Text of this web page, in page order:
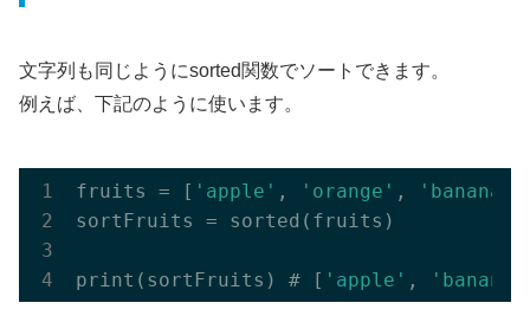
文字列も同じようにsorted関数でソートできます。
例えば、下記のように使います。
fruits = [ 'apple' , 'orange' , 'banana'
sortFruits = sorted(fruits)
print(sortFruits) # [ 'apple' , 'banana'